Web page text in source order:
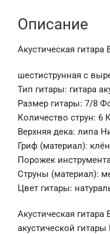
Описание
Акустическая гитара
шестиструнная с
Тип гитары: гитара
Размер гитары: 7/8
Количество струн: 6
Верхняя дека: липа
Гриф (материал):
Порожек
Струны (материал):
Цвет гитары:
Акустическая
акустической